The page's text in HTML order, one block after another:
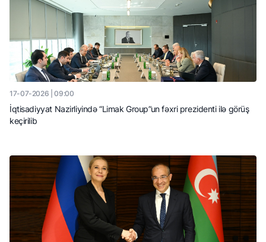
17-07-2026 | 09:00
İqtisadiyyat Nazirliyində “Limak Group”un fəxri prezidenti ilə görüş
keçirilib